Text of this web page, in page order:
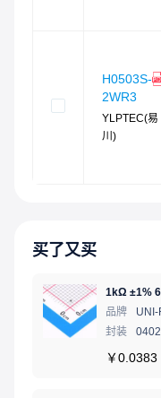
H0503S-
2WR3
YLPTEC(易
川)
买了又买
1kΩ ±1%
品牌
UNI-
封装
0402
￥0.0383